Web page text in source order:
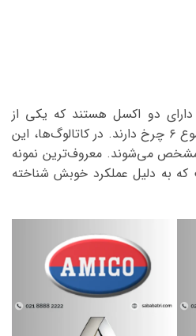
دو اکسل هستند که یکی از
آن‌ها متحرک است و در مجموع ۶ چرخ دارند. در کاتالوگ‌ها، این
کامیون‌ها با نشان ۴×۲ مشخص می‌شوند. معروف‌ترین نمونه
که به دلیل عملکرد خوبش شناخته